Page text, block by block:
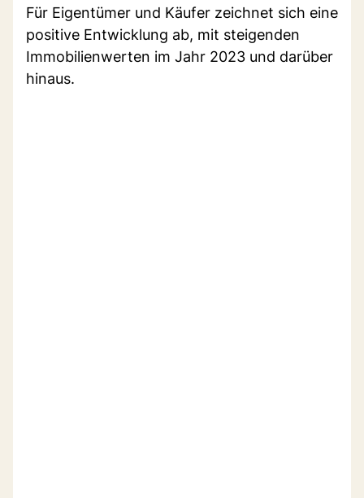
Für Eigentümer und Käufer zeichnet sich eine
positive Entwicklung ab, mit steigenden
Immobilienwerten im Jahr 2023 und darüber
hinaus.